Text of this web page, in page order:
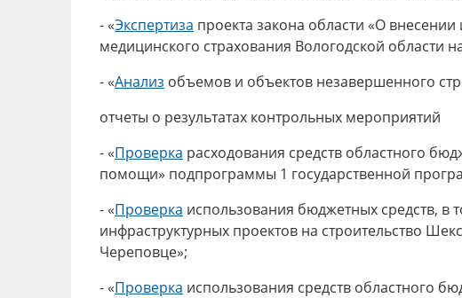
- «Экспертиза проекта закона области «О
медицинского страхования Вологодской области
- «Анализ объемов и объектов незавершенного
отчеты о результатах контрольных мероприятий
- «Проверка расходования средств областного
помощи» подпрограммы 1 государственной
- «Проверка использования бюджетных средств,
инфраструктурных проектов на строительство
Череповце»;
- «Проверка использования средств областного